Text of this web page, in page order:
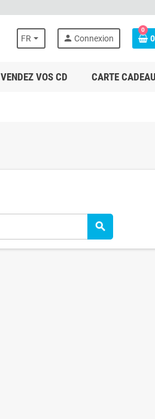
FR person Connexion
0
VENDEZ VOS CD CARTE CADEAU
search